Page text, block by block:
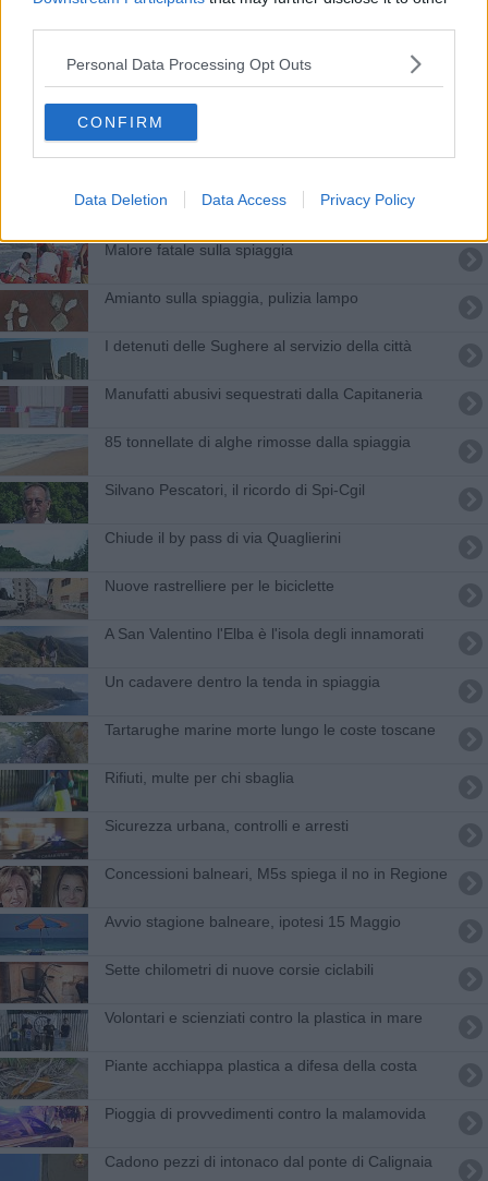
Personal Data Processing Opt Outs
CONFIRM
Data Deletion Data Access Privacy Policy
Spiaggia evacuata per sospetta bomba
Countdown per il Tuffo di Capodanno
Domenica la Sup Race
Bandiere blu, in Toscana ce ne sono 19
Livorno meta principale di Msc
Malore fatale sulla spiaggia
Amianto sulla spiaggia, pulizia lampo
I detenuti delle Sughere al servizio della città
Manufatti abusivi sequestrati dalla Capitaneria
85 tonnellate di alghe rimosse dalla spiaggia
Silvano Pescatori, il ricordo di Spi-Cgil
Chiude il by pass di via Quaglierini
Nuove rastrelliere per le biciclette
A San Valentino l'Elba è l'isola degli innamorati
Un cadavere dentro la tenda in spiaggia
Tartarughe marine morte lungo le coste toscane
Rifiuti, multe per chi sbaglia
Sicurezza urbana, controlli e arresti
Concessioni balneari, M5s spiega il no in Regione
Avvio stagione balneare, ipotesi 15 Maggio
Sette chilometri di nuove corsie ciclabili
Volontari e scienziati contro la plastica in mare
Piante acchiappa plastica a difesa della costa
Pioggia di provvedimenti contro la malamovida
Cadono pezzi di intonaco dal ponte di Calignaia